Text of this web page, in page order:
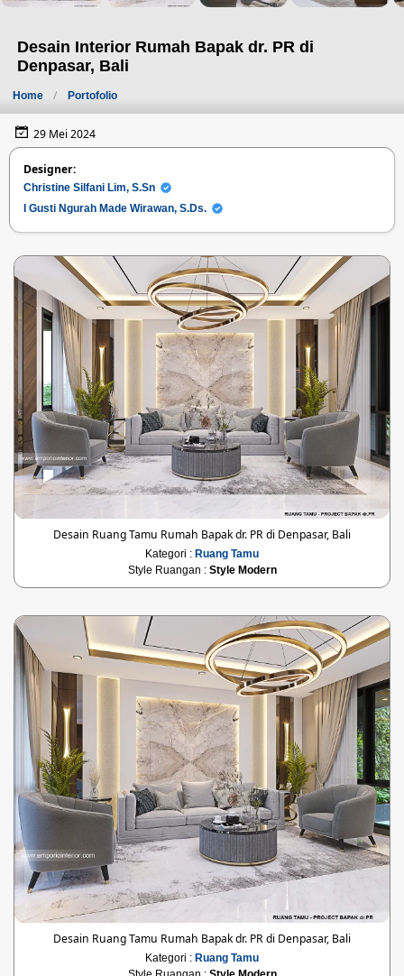
Desain Interior Rumah Bapak dr. PR di
Denpasar, Bali
Home Portofolio
29 Mei 2024
Designer:
Christine Silfani Lim, S.Sn
I Gusti Ngurah Made Wirawan, S.Ds.
Desain Ruang Tamu Rumah Bapak dr. PR di Denpasar, Bali
Kategori : Ruang Tamu
Style Ruangan : Style Modern
Desain Ruang Tamu Rumah Bapak dr. PR di Denpasar, Bali
Kategori : Ruang Tamu